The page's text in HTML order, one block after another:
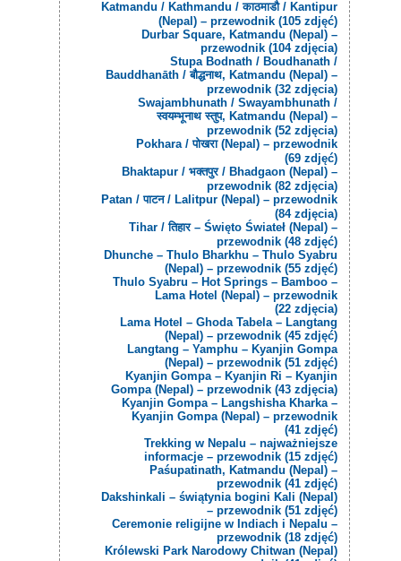
Katmandu / Kathmandu / काठमाडौ / Kantipur
(Nepal) – przewodnik (105 zdjęć)
Durbar Square, Katmandu (Nepal) –
przewodnik (104 zdjęcia)
Stupa Bodnath / Boudhanath /
Bauddhanāth / बौद्धनाथ, Katmandu (Nepal) –
przewodnik (32 zdjęcia)
Swajambhunath / Swayambhunath /
स्वयम्भूनाथ स्तुप, Katmandu (Nepal) –
przewodnik (52 zdjęcia)
Pokhara / पोखरा (Nepal) – przewodnik
(69 zdjęć)
Bhaktapur / भक्तपुर / Bhadgaon (Nepal) –
przewodnik (82 zdjęcia)
Patan / पाटन / Lalitpur (Nepal) – przewodnik
(84 zdjęcia)
Tihar / तिहार – Święto Świateł (Nepal) –
przewodnik (48 zdjęć)
Dhunche – Thulo Bharkhu – Thulo Syabru
(Nepal) – przewodnik (55 zdjęć)
Thulo Syabru – Hot Springs – Bamboo –
Lama Hotel (Nepal) – przewodnik
(22 zdjęcia)
Lama Hotel – Ghoda Tabela – Langtang
(Nepal) – przewodnik (45 zdjęć)
Langtang – Yamphu – Kyanjin Gompa
(Nepal) – przewodnik (51 zdjęć)
Kyanjin Gompa – Kyanjin Ri – Kyanjin
Gompa (Nepal) – przewodnik (43 zdjęcia)
Kyanjin Gompa – Langshisha Kharka –
Kyanjin Gompa (Nepal) – przewodnik
(41 zdjęć)
Trekking w Nepalu – najważniejsze
informacje – przewodnik (15 zdjęć)
Paśupatinath, Katmandu (Nepal) –
przewodnik (41 zdjęć)
Dakshinkali – świątynia bogini Kali (Nepal)
– przewodnik (51 zdjęć)
Ceremonie religijne w Indiach i Nepalu –
przewodnik (18 zdjęć)
Królewski Park Narodowy Chitwan (Nepal)